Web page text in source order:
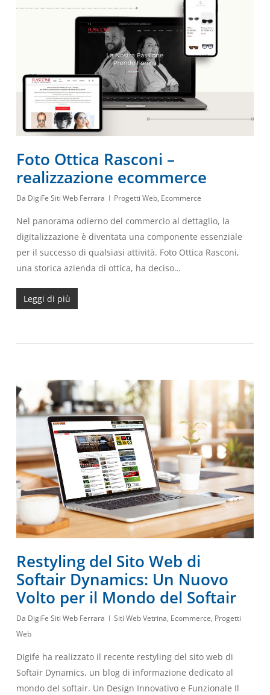
Foto Ottica Rasconi –
realizzazione ecommerce
Da DigiFe Siti Web Ferrara Progetti Web, Ecommerce
Nel panorama odierno del commercio al dettaglio, la
digitalizzazione è diventata una componente essenziale
per il successo di qualsiasi attività. Foto Ottica Rasconi,
una storica azienda di ottica, ha deciso…
Leggi di più
Restyling del Sito Web di
Softair Dynamics: Un Nuovo
Volto per il Mondo del Softair
Da DigiFe Siti Web Ferrara Siti Web Vetrina, Ecommerce, Progetti
Web
Digife ha realizzato il recente restyling del sito web di
Softair Dynamics, un blog di informazione dedicato al
mondo del softair. Un Design Innovativo e Funzionale Il